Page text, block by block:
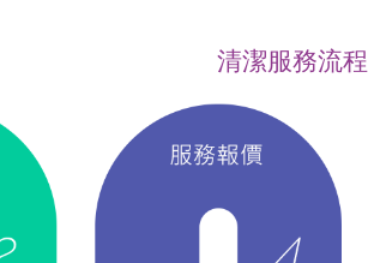
清潔服務流程